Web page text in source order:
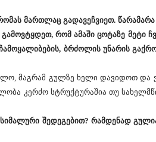
მართლაც გადავეჩვიეთ. წარამარა
რომ ამაში ცოტაზე მეტი
ბრძოლის უნარის
მაგრამ გულზე ხელი დავიდოთ და
კერძო სტრუქტურაშია თუ
შედეგებით? რამდენად